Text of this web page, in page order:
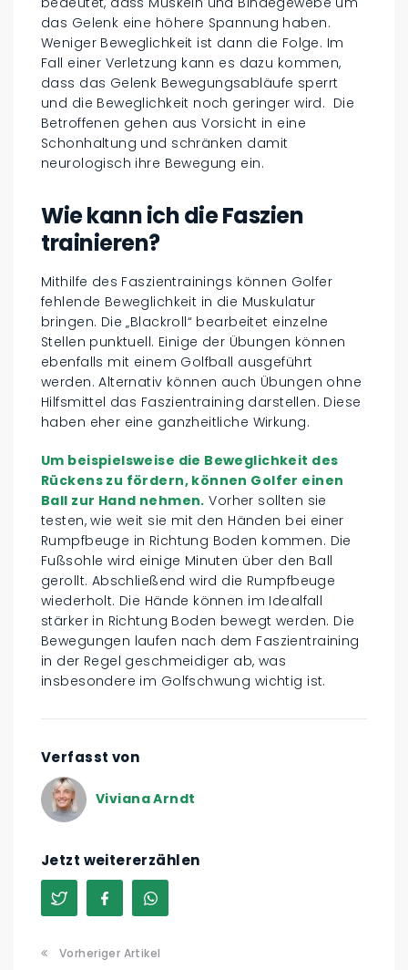
das Gelenk eine höhere Spannung haben.
Weniger Beweglichkeit ist dann die Folge. Im
Fall einer Verletzung kann es dazu kommen,
dass das Gelenk Bewegungsabläufe sperrt
und die Beweglichkeit noch geringer wird. Die
Betroffenen gehen aus Vorsicht in eine
Schonhaltung und schränken damit
neurologisch ihre Bewegung ein.
Wie kann ich die Faszien
trainieren?
Mithilfe des Faszientrainings können Golfer
fehlende Beweglichkeit in die Muskulatur
bringen. Die „Blackroll“ bearbeitet einzelne
Stellen punktuell. Einige der Übungen können
ebenfalls mit einem Golfball ausgeführt
werden. Alternativ können auch Übungen ohne
Hilfsmittel das Faszientraining darstellen. Diese
haben eher eine ganzheitliche Wirkung.
Um beispielsweise die Beweglichkeit des
Rückens zu fördern, können Golfer einen
Ball zur Hand nehmen. Vorher sollten sie
testen, wie weit sie mit den Händen bei einer
Rumpfbeuge in Richtung Boden kommen. Die
Fußsohle wird einige Minuten über den Ball
gerollt. Abschließend wird die Rumpfbeuge
wiederholt. Die Hände können im Idealfall
stärker in Richtung Boden bewegt werden. Die
Bewegungen laufen nach dem Faszientraining
in der Regel geschmeidiger ab, was
insbesondere im Golfschwung wichtig ist.
Verfasst von
Viviana Arndt
Jetzt weitererzählen
Vorheriger Artikel